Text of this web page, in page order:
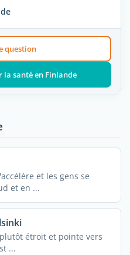
question
la santé en Finlande
et les gens se
et en ...
étroit et pointe vers
...